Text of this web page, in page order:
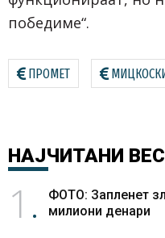
победиме“.
ПРОМЕТ
НАЈЧИТАНИ
1
ФОТО: Запленет
милиони денари